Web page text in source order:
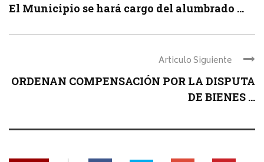
El Municipio se hará cargo del alumbrado ...
Articulo Siguiente
ORDENAN COMPENSACIÓN POR LA DISPUTA
DE BIENES ...